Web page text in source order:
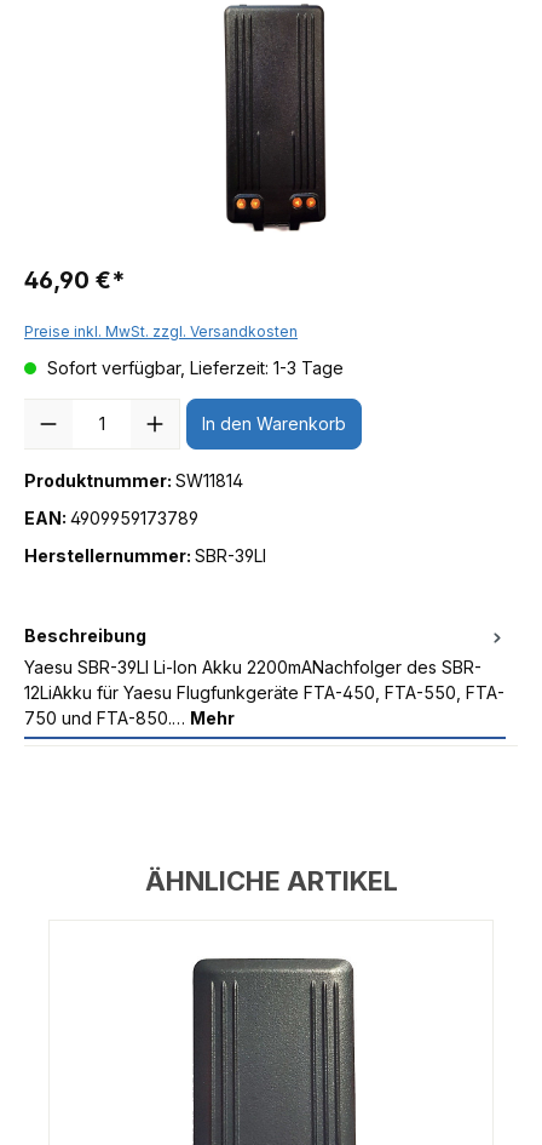
46,90 €*
Preise inkl. MwSt. zzgl. Versandkosten
Sofort verfügbar, Lieferzeit: 1-3 Tage
In den Warenkorb
Produktnummer: SW11814
EAN: 4909959173789
Herstellernummer: SBR-39LI
Beschreibung
Yaesu SBR-39LI Li-Ion Akku 2200mANachfolger des SBR-
12LiAkku für Yaesu Flugfunkgeräte FTA-450, FTA-550, FTA-
750 und FTA-850.… Mehr
ÄHNLICHE ARTIKEL